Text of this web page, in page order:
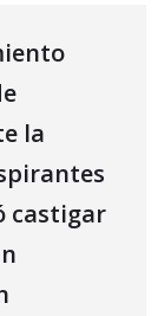
la
castigar